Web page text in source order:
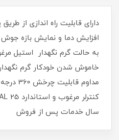
دارای قابلیت راه اندازی از
افزایش دما و نمایش بازه
به حالت گرم نگهدار استیل
مداوم
سال خدمات پس از فروش